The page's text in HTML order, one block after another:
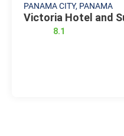
PANAMA CITY, PANAMA
Victoria Hotel and
8.1